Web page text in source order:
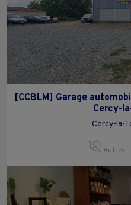
[CCBLM] Garage
Cercy-
Cercy-la-
Autres